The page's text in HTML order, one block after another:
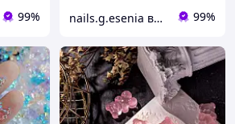
99% nails.g.esenia все для манікюру 99%